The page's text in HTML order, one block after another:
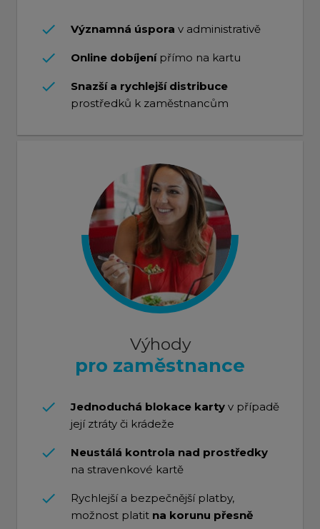
done Významná úspora v administrativě
done Online dobíjenípřímo na kartu
done
Snazší a rychlejší distribuce
prostředků k zaměstnancům
Výhody
pro zaměstnance
done Jednoduchá blokace karty v případě
její ztráty či krádeže
done
Neustálá kontrola nad prostředky
na stravenkové kartě
done
Rychlejší a bezpečnější platby,
možnost platit na korunu přesně